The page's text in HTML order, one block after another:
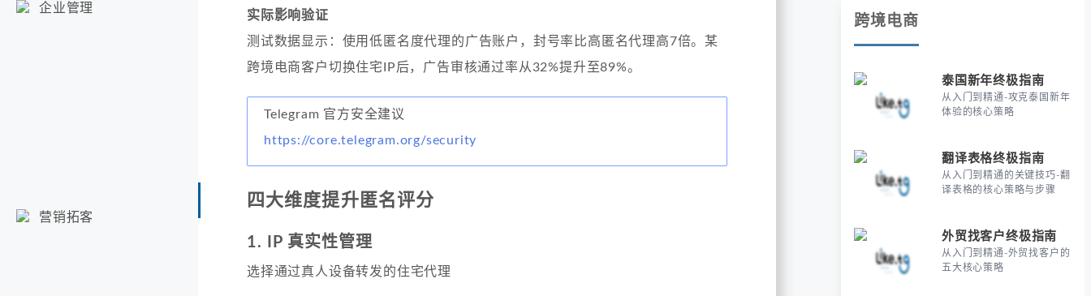
企业管理
营销拓客
实际影响验证
测试数据显示：使用低匿名度代理的广告账户，封号率比高匿名代理高7倍。某
跨境电商客户切换住宅IP后，广告审核通过率从32%提升至89%。
Telegram 官方安全建议
https://core.telegram.org/security
四大维度提升匿名评分
1. IP 真实性管理
选择通过真人设备转发的住宅代理
跨境电商
泰国新年终极指南
从入门到精通-攻克泰国新年
体验的核心策略
翻译表格终极指南
从入门到精通的关键技巧-翻
译表格的核心策略与步骤
外贸找客户终极指南
从入门到精通-外贸找客户的
五大核心策略